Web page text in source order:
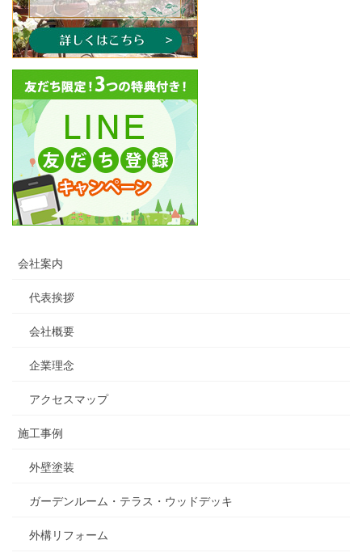
会社案内
代表挨拶
会社概要
企業理念
アクセスマップ
施工事例
外壁塗装
ガーデンルーム・テラス・ウッドデッキ
外構リフォーム